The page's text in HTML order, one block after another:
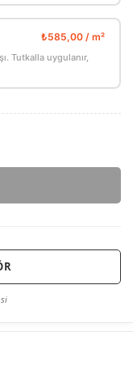
Tutkalla uygulanır,